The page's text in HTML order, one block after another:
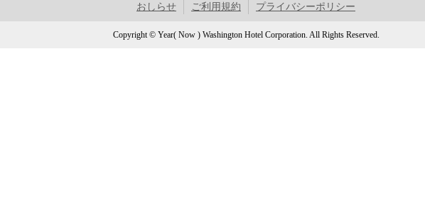
おしらせ ご利用規約 プライバシーポリシー
Copyright © Year( Now ) Washington Hotel Corporation. All Rights Reserved.